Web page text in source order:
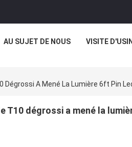
AU SUJET DE NOUS VISITE
Dégrossi A Mené La Lumière 6ft Pin
T10 dégrossi a mené la